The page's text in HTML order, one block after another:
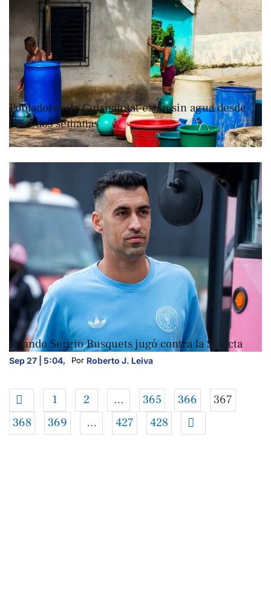
NACIONALES
Pobladores de Cuisnahuat están sin agua desde
hace dos semanas
Sep 27 | 5:50, Por Gerardo Orellana
NACIONALES
Cuando Sergio Busquets jugó contra la Selecta
Sep 27 | 5:04, Por Roberto J. Leiva
1 2 … 365 366
367
368
369 … 427 428